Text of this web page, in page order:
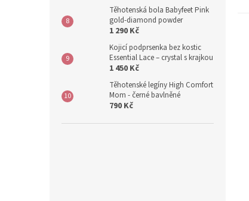
Těhotenská bola Babyfeet Pink
gold-diamond powder
1 290 Kč
Kojicí podprsenka bez kostic
Essential Lace – crystal s krajkou
1 450 Kč
Těhotenské legíny High Comfort
Mom - černé bavlněné
790 Kč